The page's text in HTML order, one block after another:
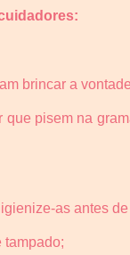
brincar a
pisem na
as antes
tampado;